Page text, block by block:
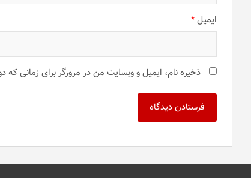
ایمیل*
ذخیره نام، ایمیل و وبسایت من در مرورگر برای زمانی که